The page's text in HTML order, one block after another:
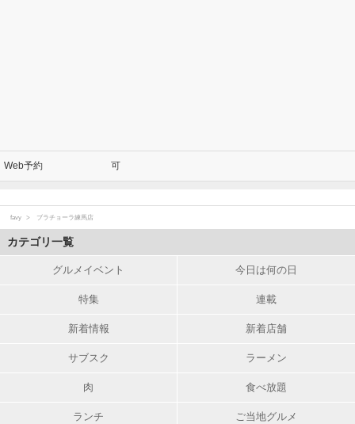
Web予約 可
favy ブラチョーラ練馬店
カテゴリ一覧
グルメイベント 今日は何の日
特集 連載
新着情報 新着店舗
サブスク ラーメン
肉 食べ放題
ランチ ご当地グルメ